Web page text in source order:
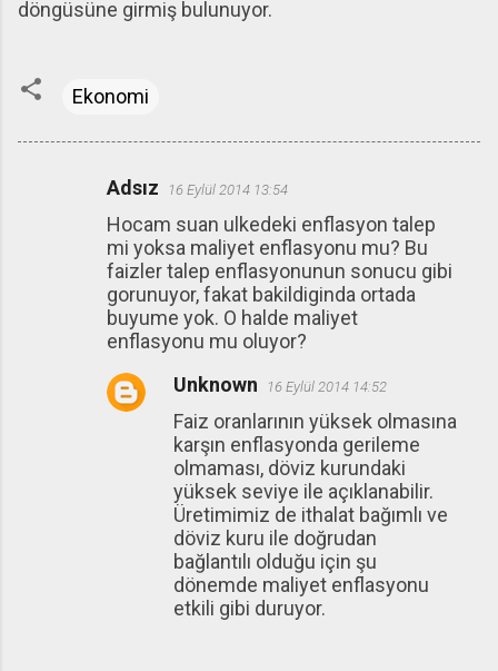
döngüsüne girmiş bulunuyor.
Ekonomi
Adsız 16 Eylül 2014 13:54
Hocam suan ulkedeki enflasyon talep
mi yoksa maliyet enflasyonu mu? Bu
faizler talep enflasyonunun sonucu gibi
gorunuyor, fakat bakildiginda ortada
buyume yok. O halde maliyet
enflasyonu mu oluyor?
Unknown 16 Eylül 2014 14:52
Faiz oranlarının yüksek olmasına
karşın enflasyonda gerileme
olmaması, döviz kurundaki
yüksek seviye ile açıklanabilir.
Üretimimiz de ithalat bağımlı ve
döviz kuru ile doğrudan
bağlantılı olduğu için şu
dönemde maliyet enflasyonu
etkili gibi duruyor.